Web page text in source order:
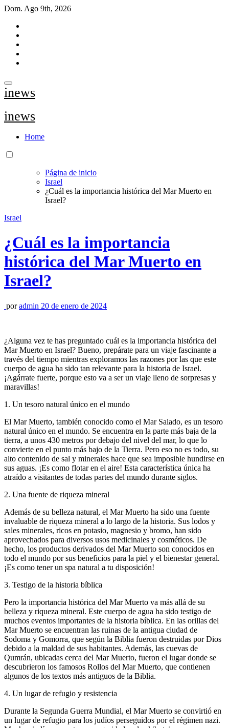
Saltar
contenido
Dom. Ago 9th, 2026
inews
inews
Home
Página de inicio
Israel
¿Cuál es la importancia histórica del Mar Muerto en
Israel?
Israel
¿Cuál es la importancia
histórica del Mar Muerto en
Israel?
poradmin 20 de enero de 2024
¿Alguna vez te has preguntado cuál es la importancia histórica del
Mar Muerto en Israel? Bueno, prepárate para un viaje fascinante a
través del tiempo mientras exploramos las razones por las que este
cuerpo de agua ha sido tan relevante para la historia de Israel.
¡Agárrate fuerte, porque esto va a ser un viaje lleno de sorpresas y
maravillas!
1. Un tesoro natural único en el mundo
El Mar Muerto, también conocido como el Mar Salado, es un tesoro
natural único en el mundo. Se encuentra en la parte más baja de la
tierra, a unos 430 metros por debajo del nivel del mar, lo que lo
convierte en el punto más bajo de la Tierra. Pero eso no es todo, su
alto contenido de sal y minerales hace que sea imposible hundirse en
sus aguas. ¡Es como flotar en el aire! Esta característica única ha
atraído a visitantes de todas partes del mundo durante siglos.
2. Una fuente de riqueza mineral
Además de su belleza natural, el Mar Muerto ha sido una fuente
invaluable de riqueza mineral a lo largo de la historia. Sus lodos y
sales minerales, ricos en potasio, magnesio y bromo, han sido
aprovechados para diversos usos medicinales y cosméticos. De
hecho, los productos derivados del Mar Muerto son conocidos en
todo el mundo por sus beneficios para la piel y el bienestar general.
¡Es como tener un spa natural a tu disposición!
3. Testigo de la historia bíblica
Pero la importancia histórica del Mar Muerto va más allá de su
belleza y riqueza mineral. Este cuerpo de agua ha sido testigo de
muchos eventos importantes de la historia bíblica. En las orillas del
Mar Muerto se encuentran las ruinas de la antigua ciudad de
Sodoma y Gomorra, que según la Biblia fueron destruidas por Dios
debido a la maldad de sus habitantes. Además, las cuevas de
Qumrán, ubicadas cerca del Mar Muerto, fueron el lugar donde se
descubrieron los famosos Rollos del Mar Muerto, que contienen
algunos de los textos más antiguos de la Biblia.
4. Un lugar de refugio y resistencia
Durante la Segunda Guerra Mundial, el Mar Muerto se convirtió en
un lugar de refugio para los judíos perseguidos por el régimen nazi.